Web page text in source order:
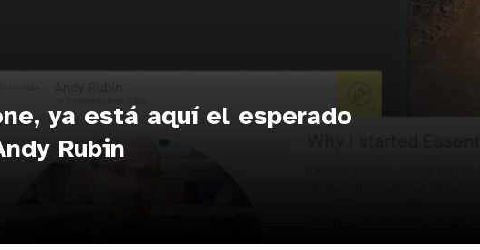
ya está aquí el esperado
Rubin